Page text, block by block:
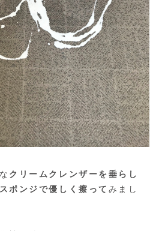
クリームクレンザーを垂らし
ポンジで優しく擦って みまし